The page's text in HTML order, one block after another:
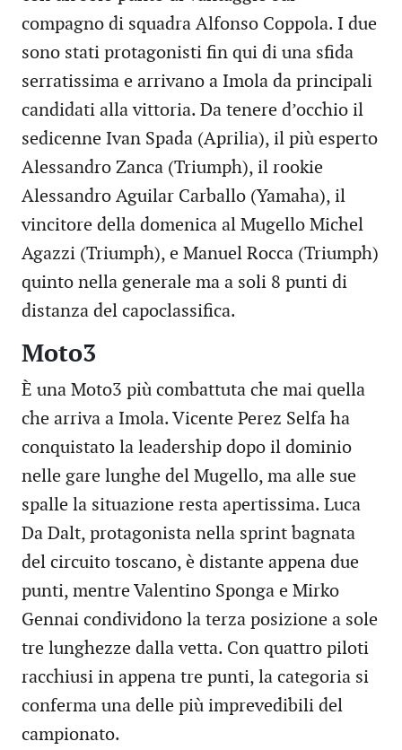
compagno di squadra Alfonso Coppola. I due
sono stati protagonisti fin qui di una sfida
serratissima e arrivano a Imola da principali
candidati alla vittoria. Da tenere d’occhio il
sedicenne Ivan Spada (Aprilia), il più esperto
Alessandro Zanca (Triumph), il rookie
Alessandro Aguilar Carballo (Yamaha), il
vincitore della domenica al Mugello Michel
Agazzi (Triumph), e Manuel Rocca (Triumph)
quinto nella generale ma a soli 8 punti di
distanza del capoclassifica.
Moto3
È una Moto3 più combattuta che mai quella
che arriva a Imola. Vicente Perez Selfa ha
conquistato la leadership dopo il dominio
nelle gare lunghe del Mugello, ma alle sue
spalle la situazione resta apertissima. Luca
Da Dalt, protagonista nella sprint bagnata
del circuito toscano, è distante appena due
punti, mentre Valentino Sponga e Mirko
Gennai condividono la terza posizione a sole
tre lunghezze dalla vetta. Con quattro piloti
racchiusi in appena tre punti, la categoria si
conferma una delle più imprevedibili del
campionato.